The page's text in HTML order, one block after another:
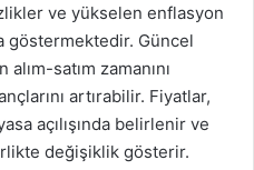
ve yükselen enflasyon
göstermektedir. Güncel
satım zamanını
artırabilir. Fiyatlar,
açılışında belirlenir ve
değişiklik gösterir.